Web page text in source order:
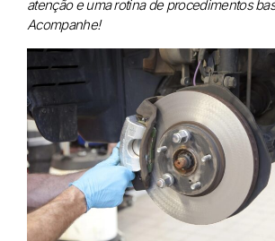
atenção e uma rotina de procedimentos
Acompanhe!